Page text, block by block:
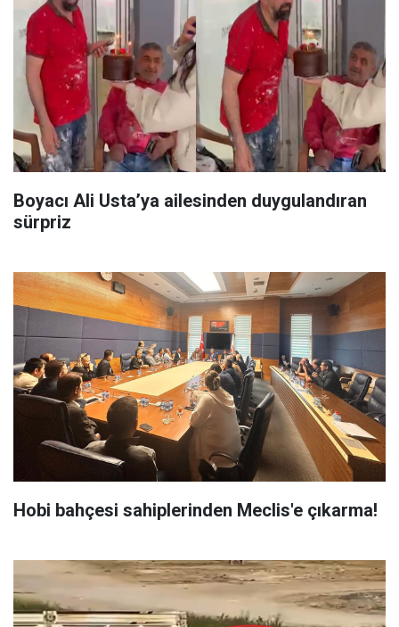
Boyacı Ali Usta’ya ailesinden duygulandıran
sürpriz
Hobi bahçesi sahiplerinden Meclis'e çıkarma!